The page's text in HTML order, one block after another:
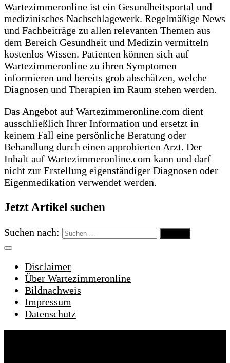
Wartezimmeronline ist ein Gesundheitsportal und
medizinisches Nachschlagewerk. Regelmäßige News
und Fachbeiträge zu allen relevanten Themen aus
dem Bereich Gesundheit und Medizin vermitteln
kostenlos Wissen. Patienten können sich auf
Wartezimmeronline zu ihren Symptomen
informieren und bereits grob abschätzen, welche
Diagnosen und Therapien im Raum stehen werden.
Das Angebot auf Wartezimmeronline.com dient
ausschließlich Ihrer Information und ersetzt in
keinem Fall eine persönliche Beratung oder
Behandlung durch einen approbierten Arzt. Der
Inhalt auf Wartezimmeronline.com kann und darf
nicht zur Erstellung eigenständiger Diagnosen oder
Eigenmedikation verwendet werden.
Jetzt Artikel suchen
Suchen nach:
Disclaimer
Über Wartezimmeronline
Bildnachweis
Impressum
Datenschutz